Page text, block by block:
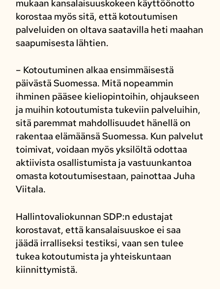
mukaan kansalaisuuskokeen käyttöönotto
korostaa myös sitä, että kotoutumisen
palveluiden on oltava saatavilla heti maahan
saapumisesta lähtien.
– Kotoutuminen alkaa ensimmäisestä
päivästä Suomessa. Mitä nopeammin
ihminen pääsee kieliopintoihin, ohjaukseen
ja muihin kotoutumista tukeviin palveluihin,
sitä paremmat mahdollisuudet hänellä on
rakentaa elämäänsä Suomessa. Kun palvelut
toimivat, voidaan myös yksilöltä odottaa
aktiivista osallistumista ja vastuunkantoa
omasta kotoutumisestaan, painottaa Juha
Viitala.
Hallintovaliokunnan SDP:n edustajat
korostavat, että kansalaisuuskoe ei saa
jäädä irralliseksi testiksi, vaan sen tulee
tukea kotoutumista ja yhteiskuntaan
kiinnittymistä.